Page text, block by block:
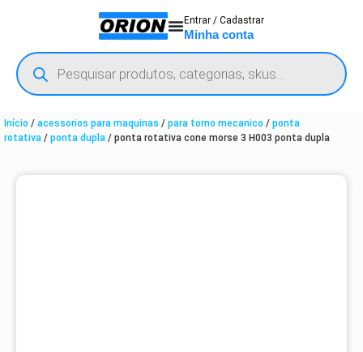
Entrar / Cadastrar
Minha conta
Início / acessorios para maquinas / para torno mecanico / ponta
rotativa / ponta dupla / ponta rotativa cone morse 3 H003 ponta dupla